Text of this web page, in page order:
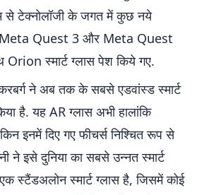
से टेक्नोलॉजी के जगत में कुछ नये
Meta Quest 3 और Meta Quest
स्मार्ट ग्लास पेश किये गए.
ने अब तक के सबसे एडवांस्ड स्मार्ट
है. यह AR ग्लास अभी हालांकि
इनमें दिए गए फीचर्स निश्चित रूप से
ने इसे दुनिया का सबसे उन्नत स्मार्ट
स्टैंडअलोन स्मार्ट ग्लास है, जिसमें कोई